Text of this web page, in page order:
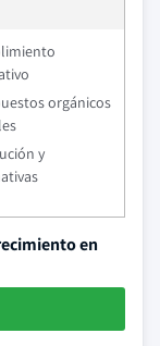
orgánicos
y
en